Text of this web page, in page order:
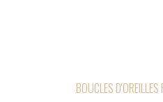
BOUCLES